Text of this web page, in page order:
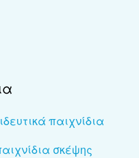
παιχνίδια
σκέψης